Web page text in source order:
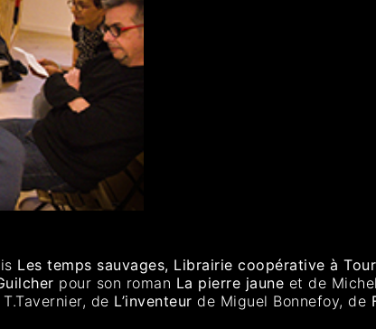
Les temps sauvages, Librairie coopérative à
pour son roman La pierre jaune et de
T.Tavernier, de L’inventeur de Miguel Bonnefoy, de